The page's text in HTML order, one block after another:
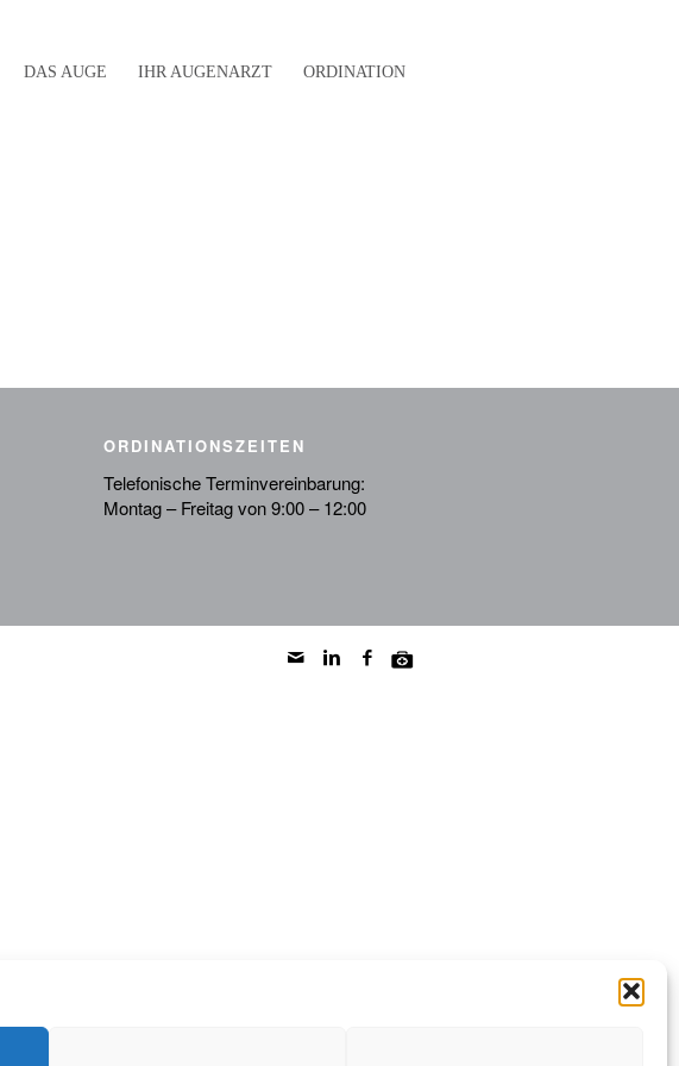
DAS AUGE IHR AUGENARZT ORDINATION
ORDINATIONSZEITEN
Telefonische Terminvereinbarung:
Montag – Freitag von 9:00 – 12:00